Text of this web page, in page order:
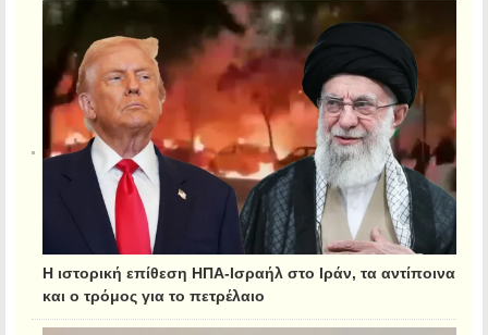
Η ιστορική επίθεση ΗΠΑ-Ισραήλ στο Ιράν, τα αντίποινα
και ο τρόμος για το πετρέλαιο